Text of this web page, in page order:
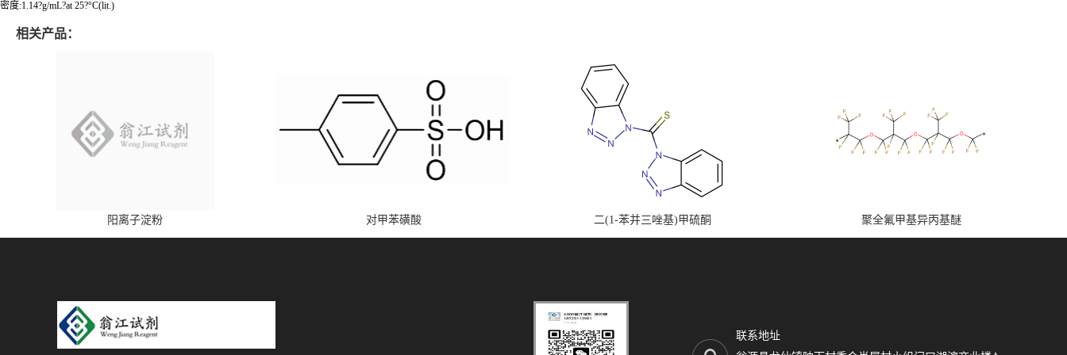
密度:1.14?g/mL?at 25?°C(lit.)
相关产品：
阳离子淀粉 对甲苯磺酸 二(1-苯并三唑基)甲硫酮 聚全氟甲基异丙基醚
联系地址